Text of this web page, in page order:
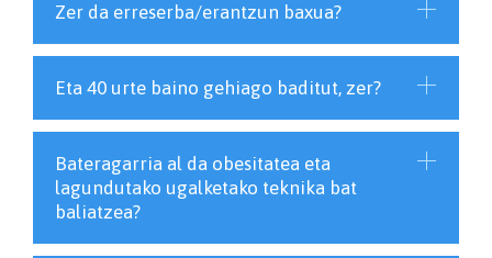
Zer da erreserba/erantzun baxua?
Eta 40 urte baino gehiago baditut, zer?
Bateragarria al da obesitatea eta
lagundutako ugalketako teknika bat
baliatzea?